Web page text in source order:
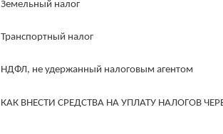
Земельный налог
Транспортный налог
НДФЛ, не удержанный налоговым агентом
КАК ВНЕСТИ СРЕДСТВА НА УПЛАТУ НАЛОГОВ